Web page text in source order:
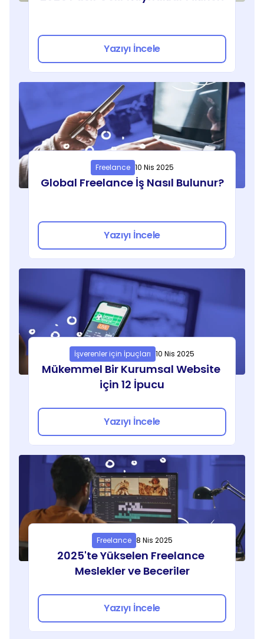
Yazıyı İncele
Freelance 10 Nis 2025
Global Freelance İş Nasıl Bulunur?
Yazıyı İncele
İşverenler için İpuçları 10 Nis 2025
Mükemmel Bir Kurumsal Website
için 12 İpucu
Yazıyı İncele
Freelance 8 Nis 2025
2025'te Yükselen Freelance
Meslekler ve Beceriler
Yazıyı İncele